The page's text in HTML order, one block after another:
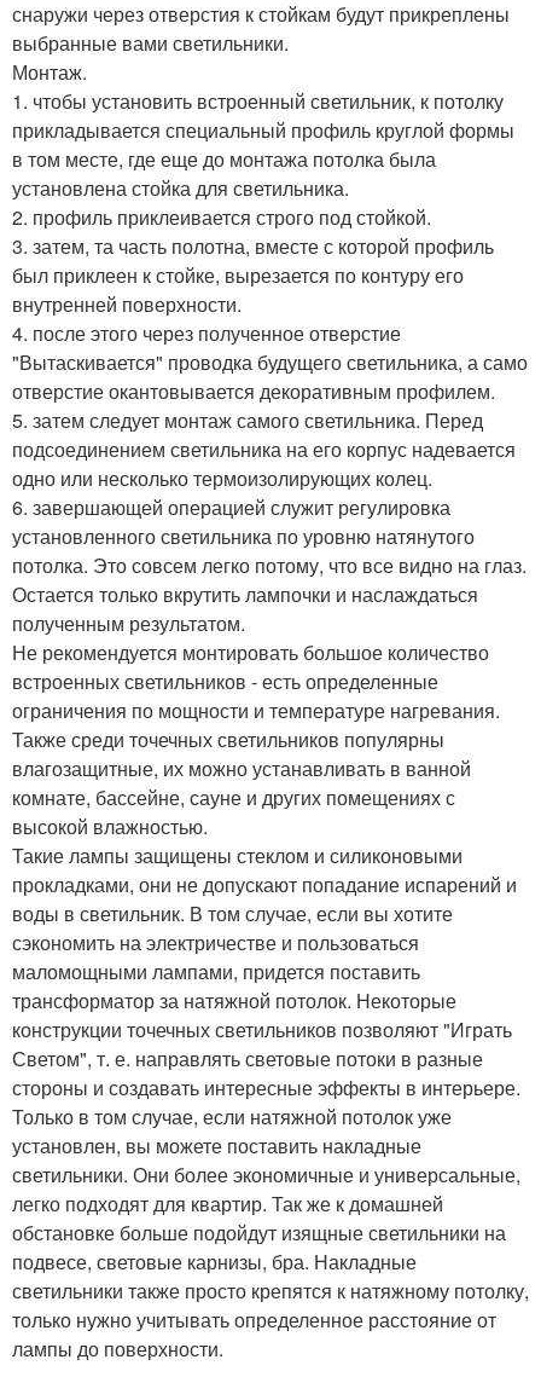
снаружи через отверстия к стойкам будут прикреплены
выбранные вами светильники.
Монтаж.
1. чтобы установить встроенный светильник, к потолку
прикладывается специальный профиль круглой формы
в том месте, где еще до монтажа потолка была
установлена стойка для светильника.
2. профиль приклеивается строго под стойкой.
3. затем, та часть полотна, вместе с которой профиль
был приклеен к стойке, вырезается по контуру его
внутренней поверхности.
4. после этого через полученное отверстие
"Вытаскивается" проводка будущего светильника, а само
отверстие окантовывается декоративным профилем.
5. затем следует монтаж самого светильника. Перед
подсоединением светильника на его корпус надевается
одно или несколько термоизолирующих колец.
6. завершающей операцией служит регулировка
установленного светильника по уровню натянутого
потолка. Это совсем легко потому, что все видно на глаз.
Остается только вкрутить лампочки и наслаждаться
полученным результатом.
Не рекомендуется монтировать большое количество
встроенных светильников - есть определенные
ограничения по мощности и температуре нагревания.
Также среди точечных светильников популярны
влагозащитные, их можно устанавливать в ванной
комнате, бассейне, сауне и других помещениях с
высокой влажностью.
Такие лампы защищены стеклом и силиконовыми
прокладками, они не допускают попадание испарений и
воды в светильник. В том случае, если вы хотите
сэкономить на электричестве и пользоваться
маломощными лампами, придется поставить
трансформатор за натяжной потолок. Некоторые
конструкции точечных светильников позволяют "Играть
Светом", т. е. направлять световые потоки в разные
стороны и создавать интересные эффекты в интерьере.
Только в том случае, если натяжной потолок уже
установлен, вы можете поставить накладные
светильники. Они более экономичные и универсальные,
легко подходят для квартир. Так же к домашней
обстановке больше подойдут изящные светильники на
подвесе, световые карнизы, бра. Накладные
светильники также просто крепятся к натяжному потолку,
только нужно учитывать определенное расстояние от
лампы до поверхности.